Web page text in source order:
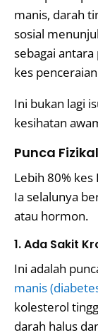
manis, darah
sosial
sebagai
kes
Ini bukan lagi
kesihatan
Punca
Lebih 80% kes
Ia selalunya
atau hormon.
1. Ada Sakit
Ini adalah
manis
kolesterol
darah halus